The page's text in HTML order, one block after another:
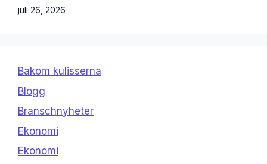
juli 26, 2026
Bakom kulisserna
Blogg
Branschnyheter
Ekonomi
Ekonomi